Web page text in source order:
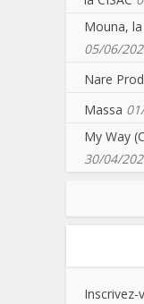
Mouna,
05/06/
Nare
Massa
My Way
30/04/